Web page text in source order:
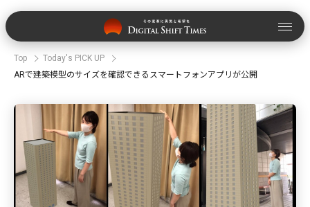
Top
Today's PICK UP
ARで建築模型のサイズを確認できるスマートフォンアプリが公開